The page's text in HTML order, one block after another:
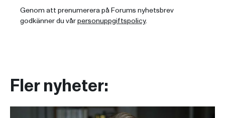
Genom att prenumerera på Forums nyhetsbrev
godkänner du vårpersonuppgiftspolicy.
Fler nyheter: